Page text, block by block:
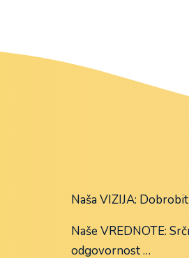
Naša VIZIJA:
Naše VREDNOTE:
odgovornost …